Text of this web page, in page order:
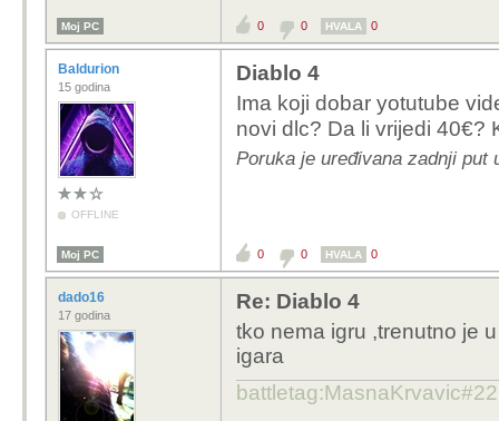
time (Gem strength
Moj PC 0 0 HVALA 0
Baldurion
15 godina
OFFLINE
Diablo 4
Ima koji dobar yotutube
novi dlc? Da li vrijedi 40€?
Poruka je uređivana zadnji put
Moj PC 0 0 HVALA 0
dado16
17 godina
Re: Diablo 4
tko nema igru ,trenutno je
igara